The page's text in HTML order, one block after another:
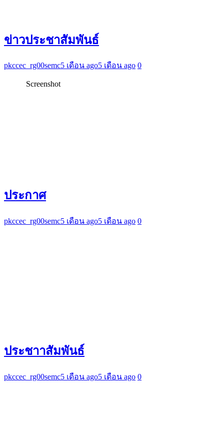
ข่าวประชาสัมพันธ์
pkccec_rg00semc5 เดือน ago5 เดือน ago 0
Screenshot
ประกาศ
pkccec_rg00semc5 เดือน ago5 เดือน ago 0
ประชาาสัมพันธ์
pkccec_rg00semc5 เดือน ago5 เดือน ago 0